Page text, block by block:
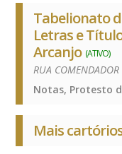
Tabelionato
Letras e
Arcanjo (ATIVO)
Mais